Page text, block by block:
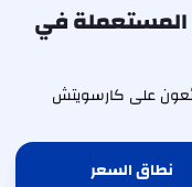
المستعملة في
على كارسويتش
نطاق السعر